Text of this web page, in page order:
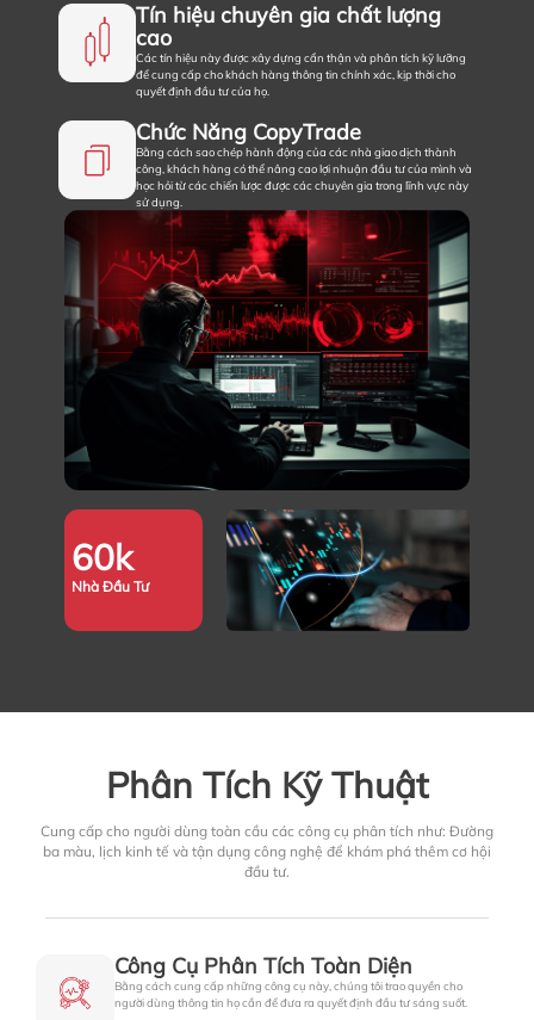
Tín hiệu chuyên gia chất lượng
cao
Các tín hiệu này được xây dựng cẩn thận và phân tích kỹ lưỡng
để cung cấp cho khách hàng thông tin chính xác, kịp thời cho
quyết định đầu tư của họ.
Chức Năng CopyTrade
Bằng cách sao chép hành động của các nhà giao dịch thành
công, khách hàng có thể nâng cao lợi nhuận đầu tư của mình và
học hỏi từ các chiến lược được các chuyên gia trong lĩnh vực này
sử dụng.
60k
Nhà Đầu Tư
Phân Tích Kỹ Thuật
Cung cấp cho người dùng toàn cầu các công cụ phân tích như: Đường
ba màu, lịch kinh tế và tận dụng công nghệ để khám phá thêm cơ hội
đầu tư.
Công Cụ Phân Tích Toàn Diện
Bằng cách cung cấp những công cụ này, chúng tôi trao quyền cho
người dùng thông tin họ cần để đưa ra quyết định đầu tư sáng suốt.